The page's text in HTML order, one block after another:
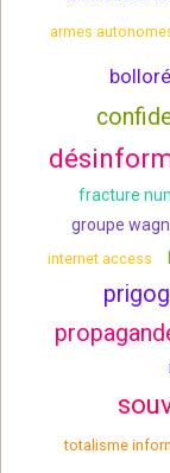
armes
bolloré
fracture
groupe
internet access
totalisme